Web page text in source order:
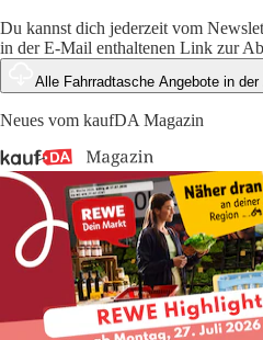
Du kannst dich jederzeit vom
in der E-Mail enthaltenen Link zur
Alle Fahrradtasche Angebote in der
Neues vom kaufDA Magazin